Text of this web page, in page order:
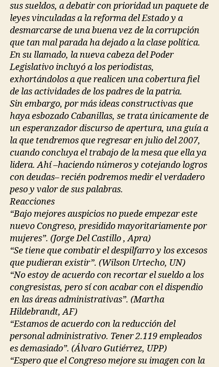
sus sueldos, a debatir con prioridad un paquete de
leyes vinculadas a la reforma del Estado y a
desmarcarse de una buena vez de la corrupción
que tan mal parada ha dejado a la clase política.
En su llamado, la nueva cabeza del Poder
Legislativo incluyó a los periodistas,
exhortándolos a que realicen una cobertura fiel
de las actividades de los padres de la patria.
Sin embargo, por más ideas constructivas que
haya esbozado Cabanillas, se trata únicamente de
un esperanzador discurso de apertura, una guía a
la que tendremos que regresar en julio del 2007,
cuando concluya el trabajo de la mesa que ella ya
lidera. Ahí –haciendo números y cotejando logros
con deudas– recién podremos medir el verdadero
peso y valor de sus palabras.
Reacciones
“Bajo mejores auspicios no puede empezar este
nuevo Congreso, presidido mayoritariamente por
mujeres”. (Jorge Del Castillo , Apra)
“Se tiene que combatir el despilfarro y los excesos
que pudieran existir”. (Wilson Urtecho, UN)
“No estoy de acuerdo con recortar el sueldo a los
congresistas, pero sí con acabar con el dispendio
en las áreas administrativas”. (Martha
Hildebrandt, AF)
“Estamos de acuerdo con la reducción del
personal administrativo. Tener 2.119 empleados
es demasiado”. (Álvaro Gutiérrez, UPP)
“Espero que el Congreso mejore su imagen con la